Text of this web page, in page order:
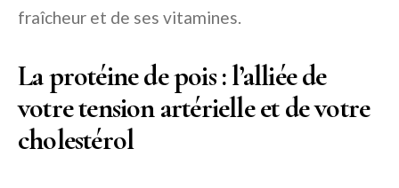
fraîcheur et de ses vitamines.
La protéine de pois : l’alliée de
votre tension artérielle et de votre
cholestérol